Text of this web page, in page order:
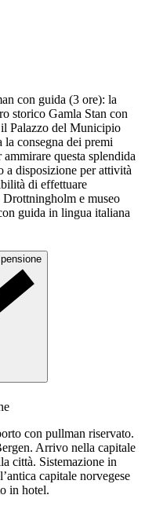
con guida (3 ore): la
storico Gamla Stan con
Palazzo del Municipio
consegna dei premi
questa splendida
a disposizione per attività
di effettuare
Drottningholm e museo
guida in lingua italiana
con pullman riservato.
Arrivo nella capitale
città. Sistemazione in
capitale norvegese
in hotel.